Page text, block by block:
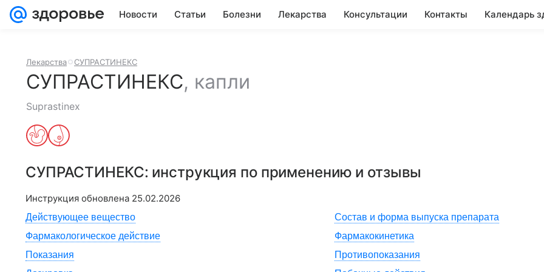
Новости Статьи Болезни Лекарства Консультации Контакты Календарь
Лекарства СУПРАСТИНЕКС
СУПРАСТИНЕКС, капли
Suprastinex
СУПРАСТИНЕКС: инструкция по применению и отзывы
Инструкция обновлена 25.02.2026
Действующее вещество
Состав и форма выпуска препарата
Фармакологическое действие
Фармакокинетика
Показания
Противопоказания